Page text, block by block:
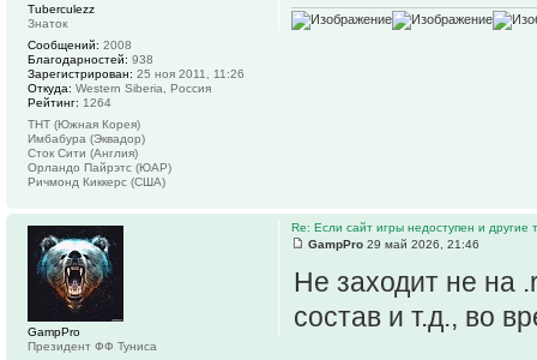
Tuberculezz
Знаток
Сообщений: 2008
Благодарностей: 938
Зарегистрирован: 25 ноя 2011, 11:26
Откуда: Western Siberia, Россия
Рейтинг: 1264
ТНТ (Южная Корея)
Имбабура (Эквадор)
Сток Сити (Англия)
Орландо Пайрэтс (ЮАР)
Ричмонд Киккерс (США)
Re: Если сайт игры недоступен и другие
GampPro 29 май 2026, 21:46
Не заходит не на
состав и т.д., во
GampPro
Президент ФФ Туниса